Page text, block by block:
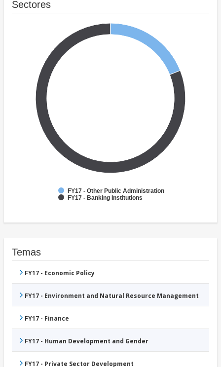
Sectores
FY17 - Other Public Administration
FY17 - Banking Institutions
Temas
FY17 - Economic Policy
FY17 - Environment and Natural Resource Management
FY17 - Finance
FY17 - Human Development and Gender
FY17 - Private Sector Development